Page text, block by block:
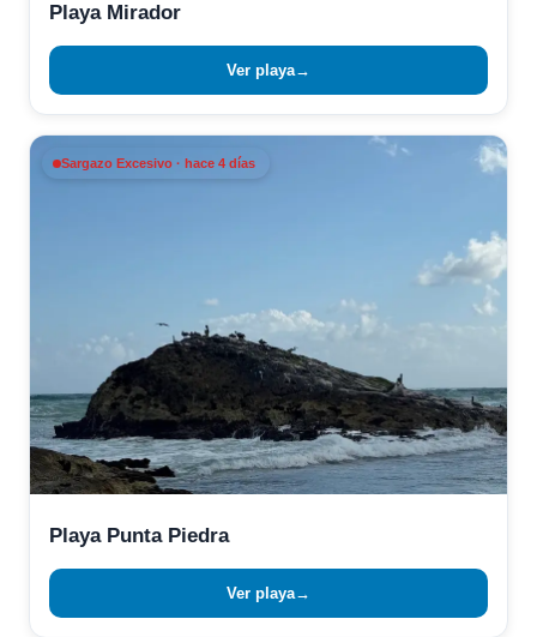
Playa Mirador
Ver playa→
Sargazo Excesivo · hace 4 días
Playa Punta Piedra
Ver playa→